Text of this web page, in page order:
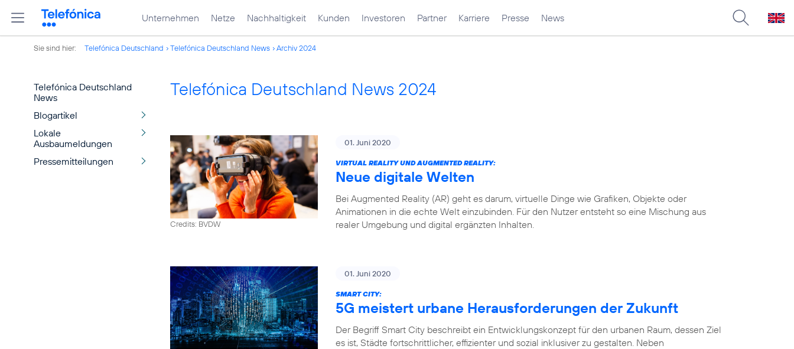
Unternehmen Netze Nachhaltigkeit Kunden Investoren Partner Karriere Presse News
Sie sind hier: Telefónica Deutschland Telefónica Deutschland News Archiv 2024
Telefónica Deutschland
News
Blogartikel
Lokale
Ausbaumeldungen
Pressemitteilungen
Telefónica Deutschland News 2024
Credits: BVDW
01. Juni 2020
VIRTUAL REALITY UND AUGMENTED REALITY:
Neue digitale Welten
Bei Augmented Reality (AR) geht es darum, virtuelle Dinge wie Grafiken, Objekte oder
Animationen in die echte Welt einzubinden. Für den Nutzer entsteht so eine Mischung aus
realer Umgebung und digital ergänzten Inhalten.
01. Juni 2020
SMART CITY:
5G meistert urbane Herausforderungen der Zukunft
Der Begriff Smart City beschreibt ein Entwicklungskonzept für den urbanen Raum, dessen Ziel
es ist, Städte fortschrittlicher, effizienter und sozial inklusiver zu gestalten. Neben